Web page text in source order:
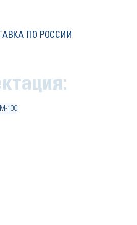
ПО РОССИИ
100